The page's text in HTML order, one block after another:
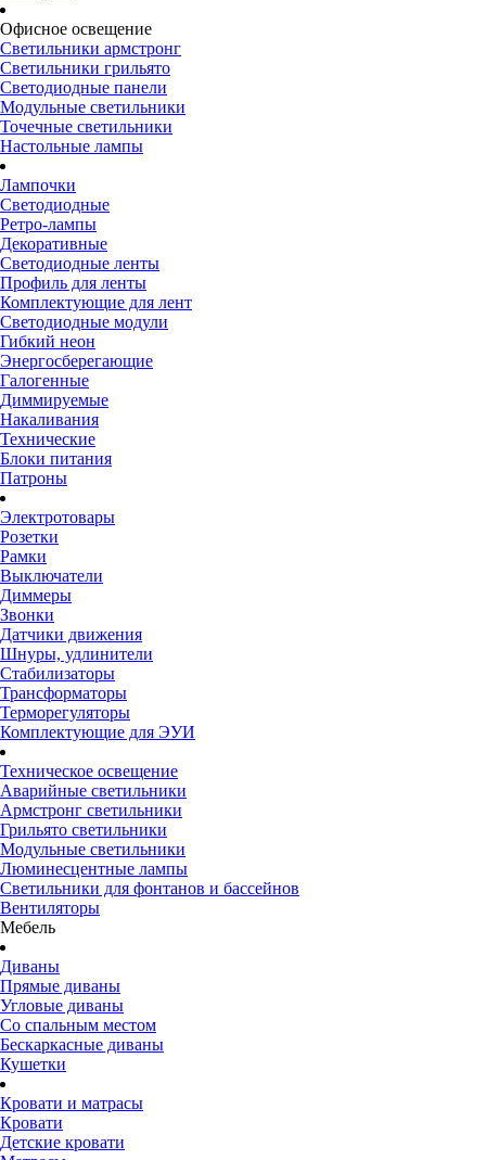
Офисное освещение
Светильники армстронг
Светильники грильято
Светодиодные панели
Модульные светильники
Точечные светильники
Настольные лампы
Лампочки
Светодиодные
Ретро-лампы
Декоративные
Светодиодные ленты
Профиль для ленты
Комплектующие для лент
Светодиодные модули
Гибкий неон
Энергосберегающие
Галогенные
Диммируемые
Накаливания
Технические
Блоки питания
Патроны
Электротовары
Розетки
Рамки
Выключатели
Диммеры
Звонки
Датчики движения
Шнуры, удлинители
Стабилизаторы
Трансформаторы
Терморегуляторы
Комплектующие для ЭУИ
Техническое освещение
Аварийные светильники
Армстронг светильники
Грильято светильники
Модульные светильники
Люминесцентные лампы
Светильники для фонтанов и бассейнов
Вентиляторы
Мебель
Диваны
Прямые диваны
Угловые диваны
Со спальным местом
Бескаркасные диваны
Кушетки
Кровати и матрасы
Кровати
Детские кровати